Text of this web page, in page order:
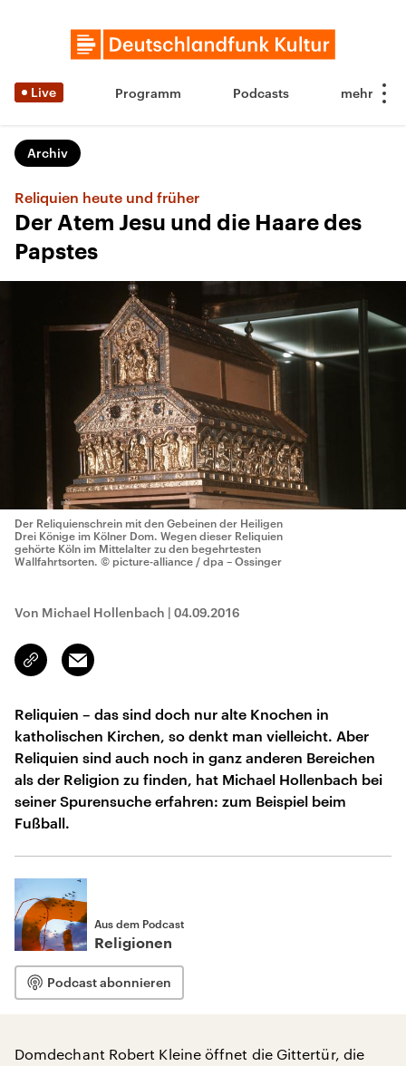
Live Programm Podcasts
Archiv
Reliquien heute und früher
Der Atem Jesu und die Haare des
Papstes
Der Reliquienschrein mit den Gebeinen der Heiligen
Drei Könige im Kölner Dom. Wegen dieser Reliquien
gehörte Köln im Mittelalter zu den begehrtesten
Wallfahrtsorten. © picture-alliance / dpa – Ossinger
Von Michael Hollenbach | 04.09.2016
Link
kopieren/teilen
Email
Reliquien – das sind doch nur alte Knochen in
katholischen Kirchen, so denkt man vielleicht. Aber
Reliquien sind auch noch in ganz anderen Bereichen
als der Religion zu finden, hat Michael Hollenbach bei
seiner Spurensuche erfahren: zum Beispiel beim
Fußball.
Aus dem Podcast
Religionen
Podcast abonnieren
Domdechant Robert Kleine öffnet die Gittertür, die